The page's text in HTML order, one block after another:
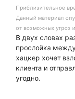
Приблизительное
Данный материал
от возможных угроз
В двух словах
прослойка
хацкер хочет
клиента и
угодно.